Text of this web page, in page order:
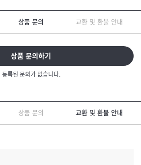
상품 문의 교환 및 환불 안내
상품 문의하기
등록된 문의가 없습니다.
상품 문의 교환 및 환불 안내